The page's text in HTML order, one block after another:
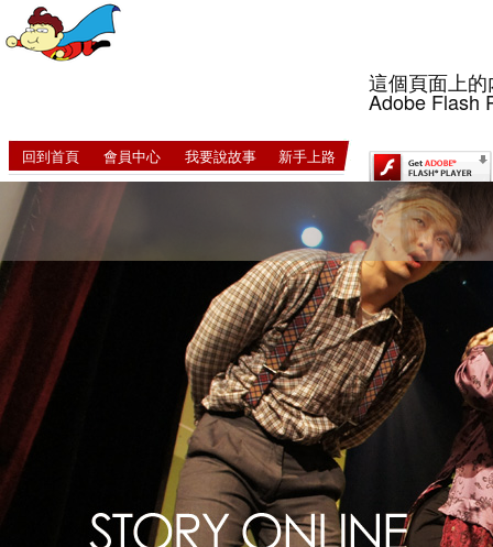
這個頁面上
Adobe Flash
回到首頁 會員中心 我要說故事 新手上路